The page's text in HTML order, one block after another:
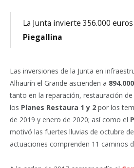
La Junta invierte 356.000
Piegallina
Las inversiones de la Junta en
Alhaurín el Grande ascienden a
tanto en la reparación, restauración
los Planes Restaura 1 y 2 por los
de 2019 y enero de 2020; así como el
motivó las fuertes lluvias de octubre
actuaciones comprenden 11 caminos